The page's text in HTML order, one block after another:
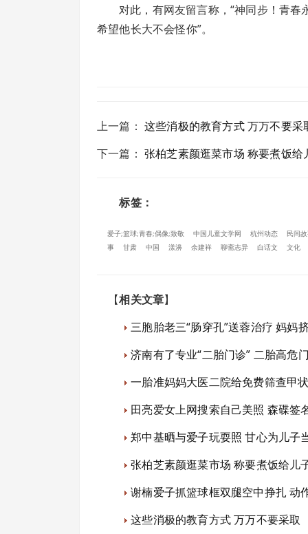
对此，有网友留言称，“神同步！青春
希望他长大不会怪你”。
上一篇 ：这些消极的教育方式 万万不要采
下一篇 ：张柏芝素颜逛菜市场 称要煮饭给
标签：
爱子;篮球;青春;偶像;致敬 中国儿童文学网 杭州动态
民间
事
甘肃 中国 漾濞 余建祥 聊斋志异 白话文 文化
【相关文章】
三胞胎老三“肠穿孔”送蓉治疗 妈妈
济南有了专业“二胎门诊” 二胎高危
一胎准妈妈大医二院给免费筛查甲
田亮爱女上网搜索自己美照 森碟签
郑中基晒与爱子玩耍照 甘心为儿子
张柏芝素颜逛菜市场 称要煮饭给儿
谢楠爱子抓篮球框双腿空中挣扎 动
这些消极的教育方式 万万不要采取